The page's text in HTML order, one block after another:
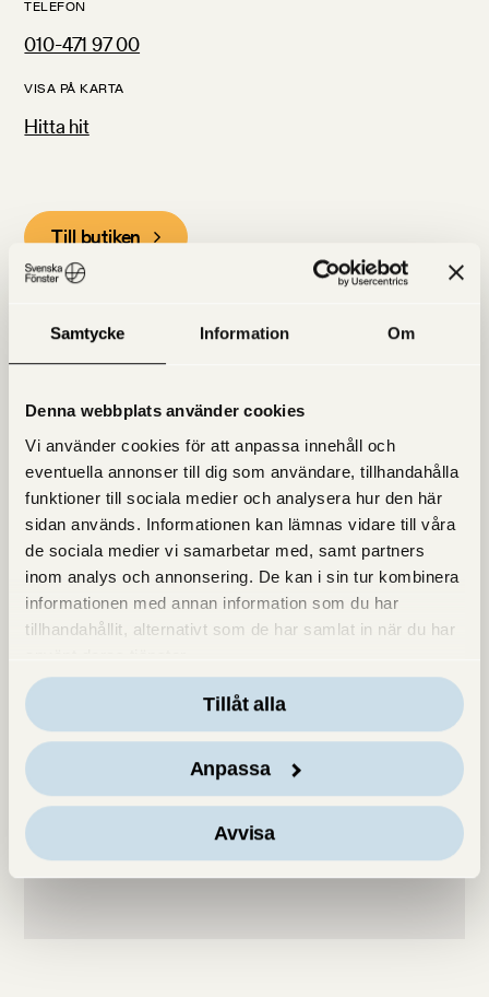
Samtycke Information Om
Denna webbplats använder cookies
Vi använder cookies för att anpassa innehåll och
eventuella annonser till dig som användare, tillhandahålla
funktioner till sociala medier och analysera hur den här
sidan används. Informationen kan lämnas vidare till våra
de sociala medier vi samarbetar med, samt partners
inom analys och annonsering. De kan i sin tur kombinera
informationen med annan information som du har
tillhandahållit, alternativt som de har samlat in när du har
Tillåt alla
Anpassa
Avvisa
TELEFON
010-471 97 00
VISA PÅ KARTA
Hitta hit
Till butiken
Hitta oss på kartan